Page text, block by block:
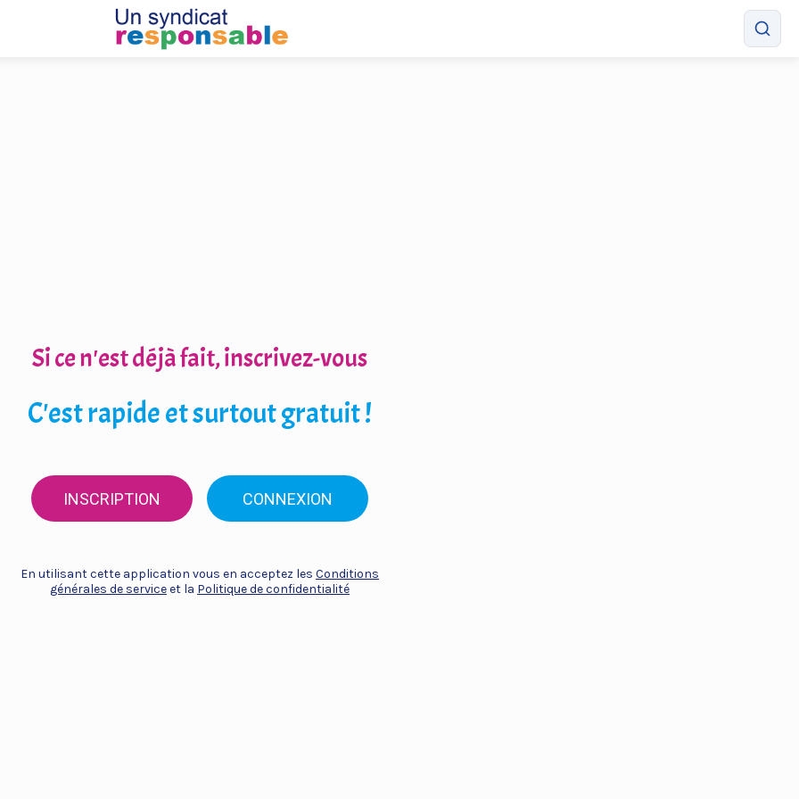
Si ce n'est déjà fait, inscrivez-vous
C'est rapide et surtout gratuit !
INSCRIPTION CONNEXION
En utilisant cette application vous en acceptez les Conditions
générales de serviceet la Politique de confidentialité